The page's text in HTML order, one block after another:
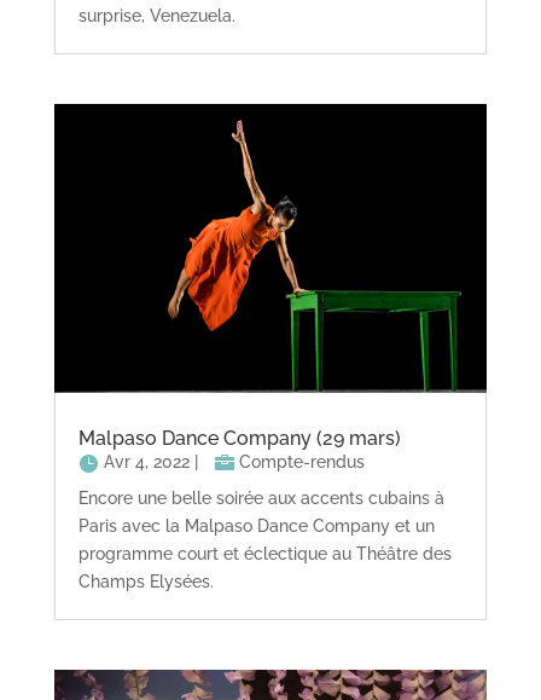
surprise, Venezuela.
Malpaso Dance Company (29 mars)
Avr 4, 2022|
Compte-rendus
Encore une belle soirée aux accents cubains à
Paris avec la Malpaso Dance Company et un
programme court et éclectique au Théâtre des
Champs Elysées.